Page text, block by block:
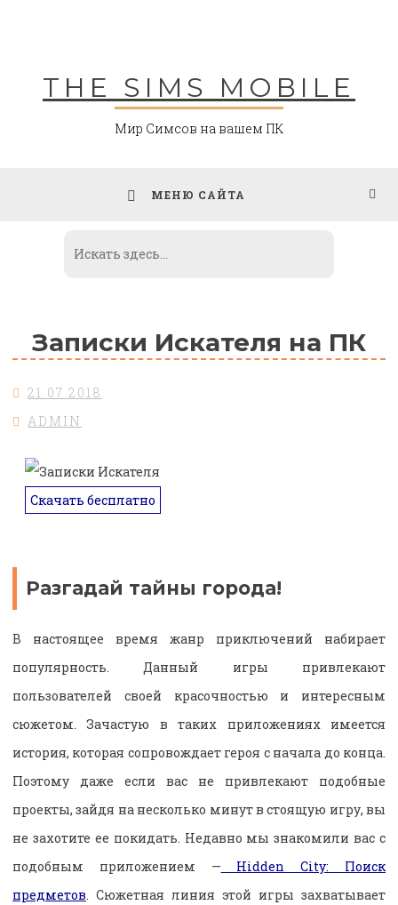
THE SIMS MOBILE
Мир Симсов на вашем ПК
МЕНЮ САЙТА
Записки Искателя на ПК
21.07.2018
ADMIN
Скачать бесплатно
Разгадай тайны города!
В настоящее время жанр приключений набирает
популярность. Данный игры привлекают
пользователей своей красочностью и интересным
сюжетом. Зачастую в таких приложениях имеется
история, которая сопровождает героя с начала до конца.
Поэтому даже если вас не привлекают подобные
проекты, зайдя на несколько минут в стоящую игру, вы
не захотите ее покидать. Недавно мы знакомили вас с
подобным приложением — Hidden City: Поиск
предметов. Сюжетная линия этой игры захватывает